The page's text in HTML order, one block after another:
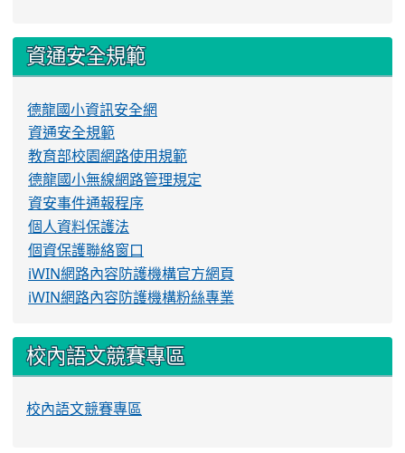
資通安全規範
德龍國小資訊安全網
資通安全規範
教育部校園網路使用規範
德龍國小無線網路管理規定
資安事件通報程序
個人資料保護法
個資保護聯絡窗口
iWIN網路內容防護機構官方網頁
iWIN網路內容防護機構粉絲專業
校內語文競賽專區
校內語文競賽專區